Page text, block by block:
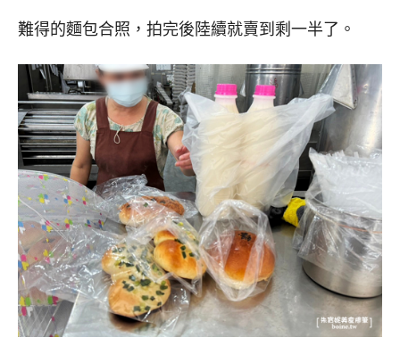
難得的麵包合照，拍完後陸續就賣到剩一半了。